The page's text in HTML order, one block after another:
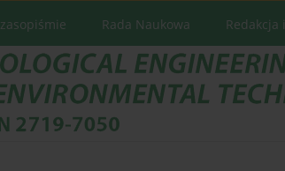
Rada Naukowa Redakcja